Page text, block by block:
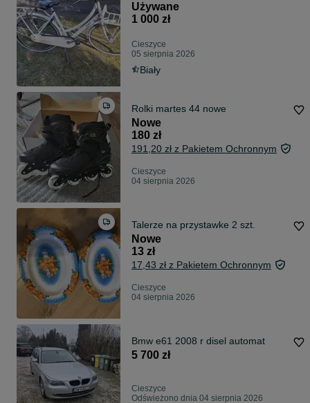
Używane
1 000 zł
Cieszyce
05 sierpnia 2026
Biały
Rolki martes 44 nowe
Nowe
180 zł
191,20 zł z Pakietem Ochronnym
Cieszyce
04 sierpnia 2026
Talerze na przystawke 2 szt.
Nowe
13 zł
17,43 zł z Pakietem Ochronnym
Cieszyce
04 sierpnia 2026
Bmw e61 2008 r disel automat
5 700 zł
Cieszyce
Odświeżono dnia 04 sierpnia 2026